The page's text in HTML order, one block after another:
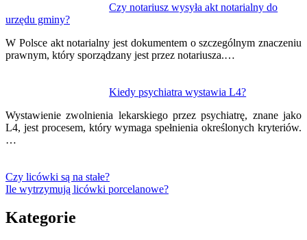
Czy notariusz wysyła akt notarialny do
urzędu gminy?
W Polsce akt notarialny jest dokumentem o szczególnym znaczeniu
prawnym, który sporządzany jest przez notariusza.…
Kiedy psychiatra wystawia L4?
Wystawienie zwolnienia lekarskiego przez psychiatrę, znane jako
L4, jest procesem, który wymaga spełnienia określonych kryteriów.
…
Czy licówki są na stałe?
Ile wytrzymują licówki porcelanowe?
Kategorie